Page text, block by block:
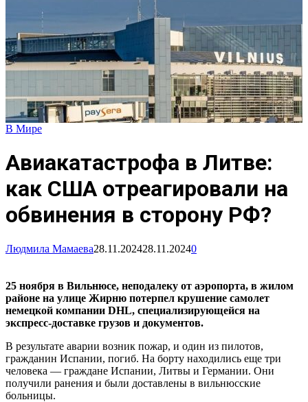
В Мире
Авиакатастрофа в Литве:
как США отреагировали на
обвинения в сторону РФ?
Людмила Мамаева28.11.202428.11.20240
25 ноября в Вильнюсе, неподалеку от аэропорта, в жилом
районе на улице Жирню потерпел крушение самолет
немецкой компании DHL, специализирующейся на
экспресс-доставке грузов и документов.
В результате аварии возник пожар, и один из пилотов,
гражданин Испании, погиб. На борту находились еще три
человека — граждане Испании, Литвы и Германии. Они
получили ранения и были доставлены в вильнюсские
больницы.